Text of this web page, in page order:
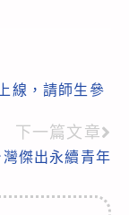
線，請師生參
下一篇文章
傑出永續青年